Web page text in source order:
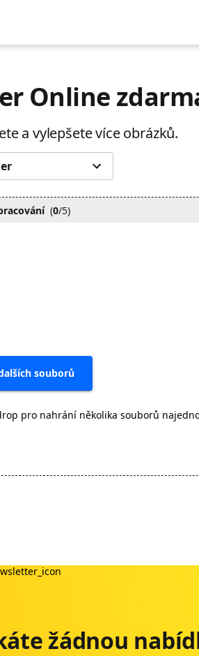
Online
a vylepšete více obrázků.
(0/5)
souborů
pro nahrání několika souborů
žádnou